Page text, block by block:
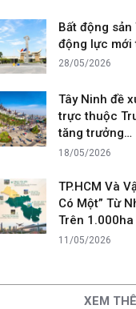
Bất động sản
động lực mới
28/05/2026
Tây Ninh đề
trực thuộc
tăng trưởng…
18/05/2026
TP.HCM Và
Có Một” Từ
Trên 1.000ha
11/05/2026
XEM